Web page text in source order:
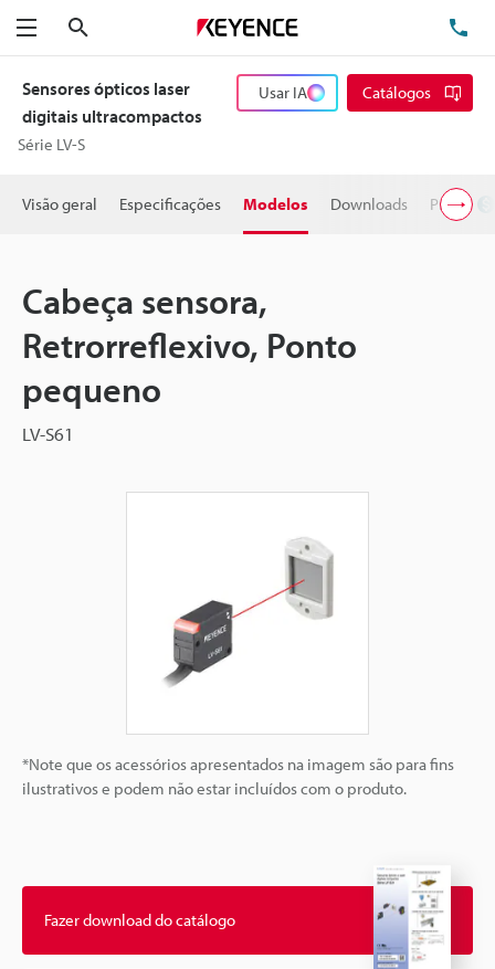
Menu
Sensores ópticos laser
digitais ultracompactos
Série LV-S
Usar IA Catálogos
Visão geral Especificações Modelos Downloads Preço
Cabeça sensora,
Retrorreflexivo, Ponto
pequeno
LV-S61
*Note que os acessórios apresentados na imagem são para fins
ilustrativos e podem não estar incluídos com o produto.
Fazer download do catálogo